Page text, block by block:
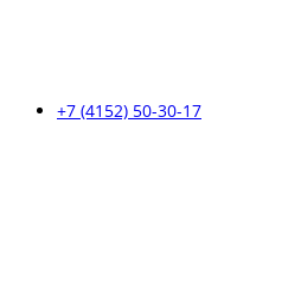
+7 (4152) 50-30-17